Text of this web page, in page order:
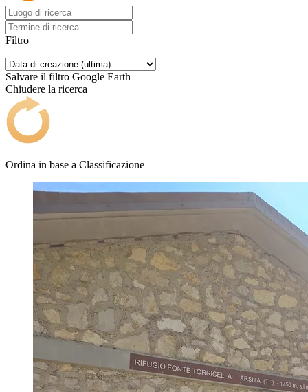
Filtro
Salvare il filtro Google Earth
Chiudere la ricerca
Ordina in base a Classificazione